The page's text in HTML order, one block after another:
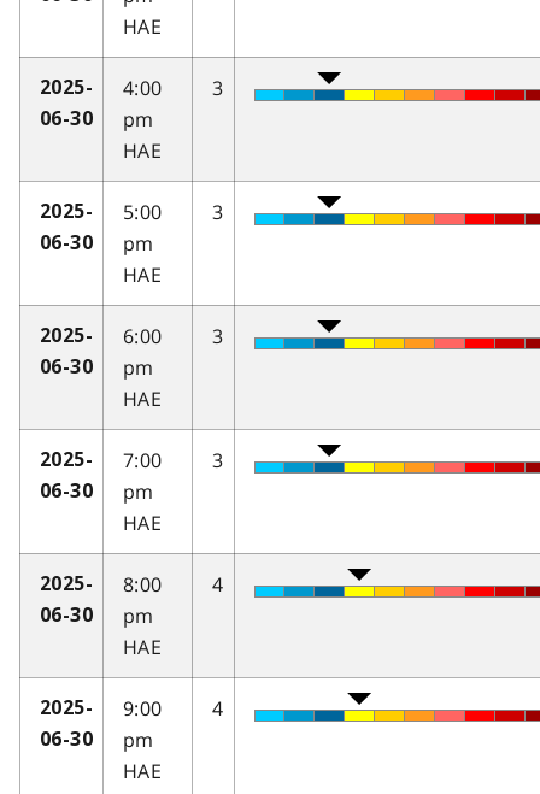
HAE
2025-
06-30
4:00
pm
HAE
3
2025-
06-30
5:00
pm
HAE
3
2025-
06-30
6:00
pm
HAE
3
2025-
06-30
7:00
pm
HAE
3
2025-
06-30
8:00
pm
HAE
4
2025-
06-30
9:00
pm
HAE
4